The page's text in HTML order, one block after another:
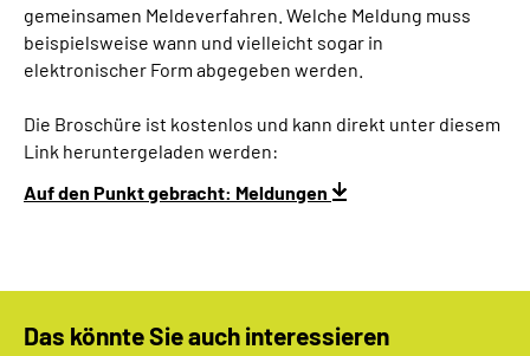
Mein Kundenportal
gemeinsamen Meldeverfahren. Welche Meldung muss
beispielsweise wann und vielleicht sogar in
elektronischer Form abgegeben werden.
Die Broschüre ist kostenlos und kann direkt unter diesem
Link heruntergeladen werden:
Auf den Punkt gebracht: Meldungen
Das könnte Sie auch interessieren